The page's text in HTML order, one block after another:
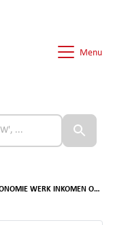
Menu
WERK INKOMEN ONDERWIJS